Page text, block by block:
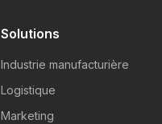
Solutions
Industrie manufacturière
Logistique
Marketing